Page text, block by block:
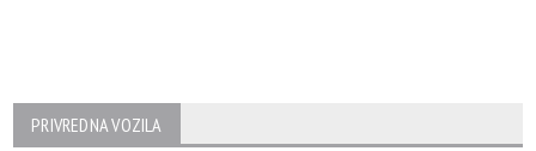
PRIVREDNA VOZILA